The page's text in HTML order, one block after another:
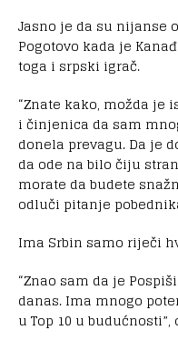
Jasno je da su nijanse
Pogotovo kada je
toga i srpski igrač.
“Znate kako, možda
i činjenica da sam
donela prevagu. Da je
da ode na bilo čiju
morate da budete
odluči pitanje
Ima Srbin samo riječi
“Znao sam da je
danas. Ima mnogo
u Top 10 u